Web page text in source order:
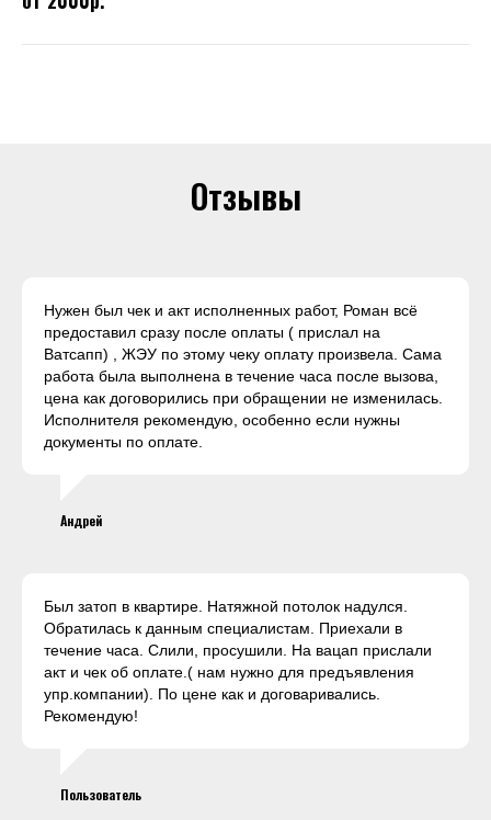
Отзывы
Нужен был чек и акт исполненных работ, Роман всё
предоставил сразу после оплаты ( прислал на
Ватсапп) , ЖЭУ по этому чеку оплату произвела. Сама
работа была выполнена в течение часа после вызова,
цена как договорились при обращении не изменилась.
Исполнителя рекомендую, особенно если нужны
документы по оплате.
Андрей
Был затоп в квартире. Натяжной потолок надулся.
Обратилась к данным специалистам. Приехали в
течение часа. Слили, просушили. На вацап прислали
акт и чек об оплате.( нам нужно для предъявления
упр.компании). По цене как и договаривались.
Рекомендую!
Пользователь